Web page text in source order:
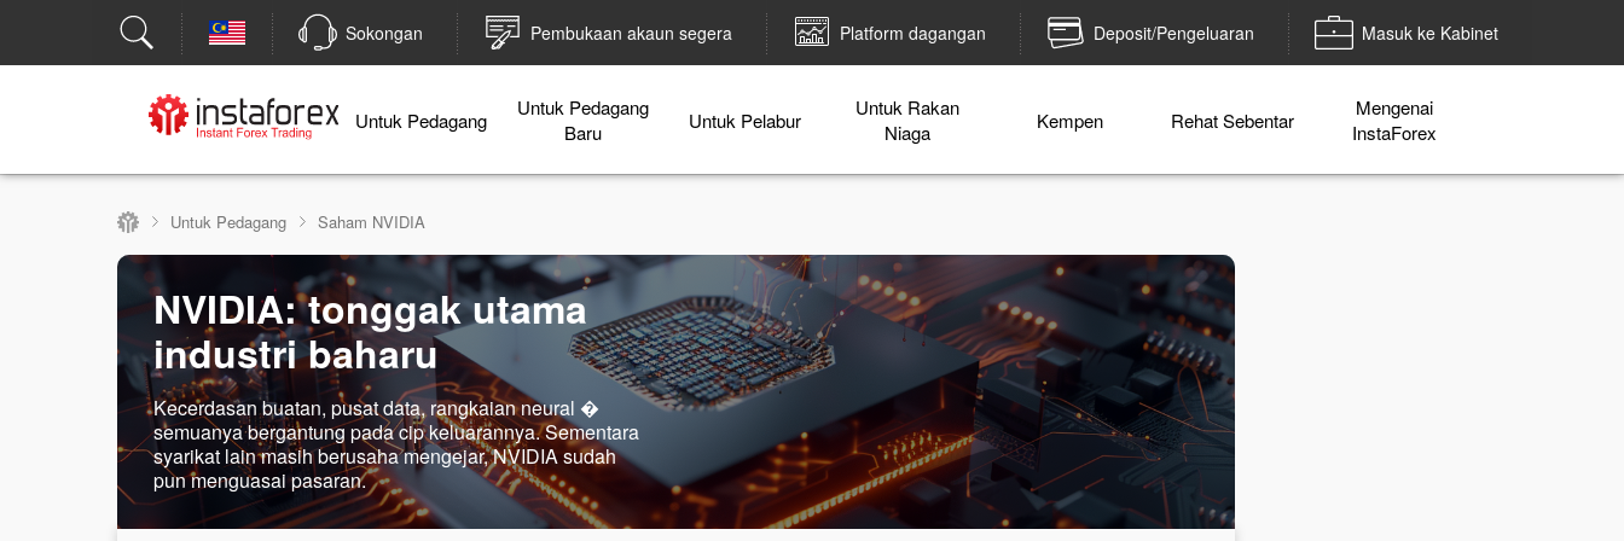
Sokongan Pembukaan akaun segera Platform dagangan Deposit/Pengeluaran Masuk ke Kabinet
Untuk Pedagang
Untuk Pedagang
Baru
Untuk Pelabur
Untuk Rakan
Niaga
Kempen Rehat Sebentar
Mengenai
InstaForex
Untuk Pedagang Saham NVIDIA
NVIDIA: tonggak utama
industri baharu
Kecerdasan buatan, pusat data, rangkaian neural �
semuanya bergantung pada cip keluarannya. Sementara
syarikat lain masih berusaha mengejar, NVIDIA sudah
pun menguasai pasaran.